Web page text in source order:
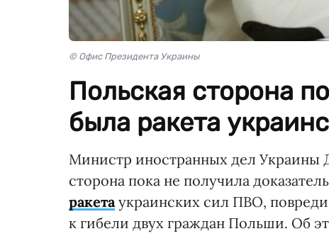
© Офис Президента Украины
Польская сторона
была ракета
Министр иностранных дел Украины
сторона пока не получила
ракетаукраинских сил ПВО,
к гибели двух граждан Польши. Об